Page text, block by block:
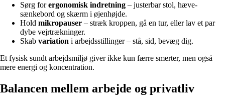
Sørg forergonomisk indretning – justerbar stol, hæve-
sænkebord og skærm i øjenhøjde.
Hold mikropauser – stræk kroppen, gå en tur, eller lav et par
dybe vejrtrækninger.
Skab variation i arbejdsstillinger – stå, sid, bevæg dig.
Et fysisk sundt arbejdsmiljø giver ikke kun færre smerter, men også
mere energi og koncentration.
Balancen mellem arbejde og privatliv